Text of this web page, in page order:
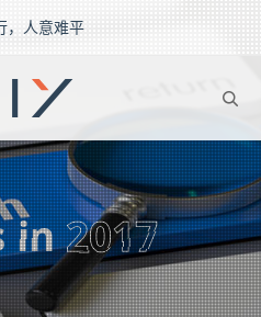
，人意难平
の Searchs
in2017